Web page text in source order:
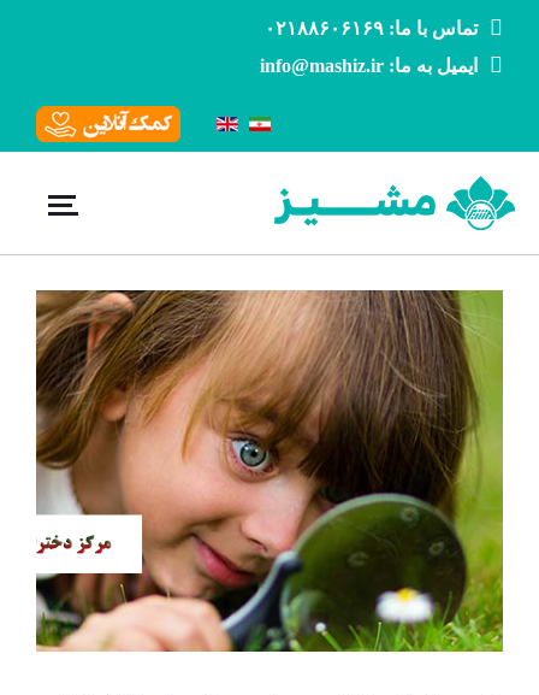
تماس با ما: ۰۲۱۸۸۶۰۶۱۶۹
ایمیل به ما: info@mashiz.ir